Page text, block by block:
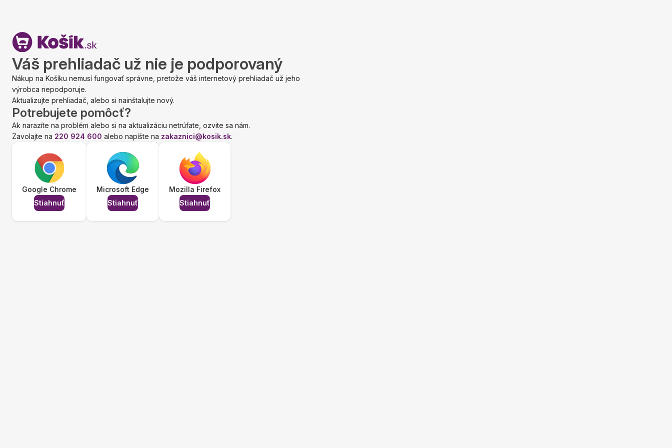
Váš prehliadač už nie je podporovaný
Nákup na Košíku nemusí fungovať správne, pretože váš internetový prehliadač už jeho
výrobca nepodporuje.
Aktualizujte prehliadač, alebo si nainštalujte nový.
Potrebujete pomôcť?
Ak narazíte na problém alebo si na aktualizáciu netrúfate, ozvite sa nám.
Zavolajte na 220 924 600 alebo napíšte na zakaznici@kosik.sk.
Google Chrome
Stiahnuť
Microsoft Edge
Stiahnuť
Mozilla Firefox
Stiahnuť